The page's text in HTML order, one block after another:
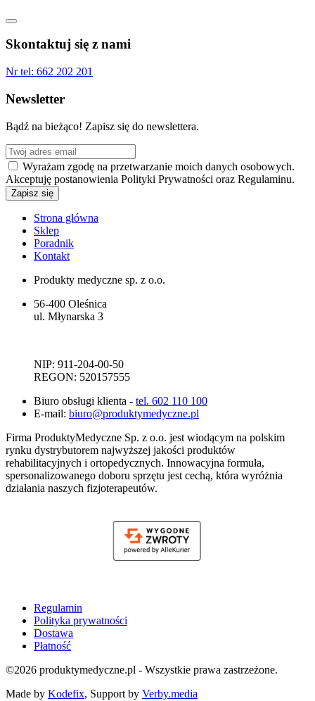
Skontaktuj się z nami
Nr tel: 662 202 201
Newsletter
Bądź na bieżąco! Zapisz się do newslettera.
Wyrażam zgodę na przetwarzanie moich danych osobowych.
Akceptuję postanowienia Polityki Prywatności oraz Regulaminu.
Strona główna
Sklep
Poradnik
Kontakt
Produkty medyczne sp. z o.o.
56-400 Oleśnica
ul. Młynarska 3
NIP: 911-204-00-50
REGON: 520157555
Biuro obsługi klienta - tel. 602 110 100
E-mail: biuro@produktymedyczne.pl
Firma ProduktyMedyczne Sp. z o.o. jest wiodącym na polskim
rynku dystrybutorem najwyższej jakości produktów
rehabilitacyjnych i ortopedycznych. Innowacyjna formuła,
spersonalizowanego doboru sprzętu jest cechą, która wyróżnia
działania naszych fizjoterapeutów.
Regulamin
Polityka prywatności
Dostawa
Płatność
©2026 produktymedyczne.pl - Wszystkie prawa zastrzeżone.
Made by Kodefix, Support by Verby.media